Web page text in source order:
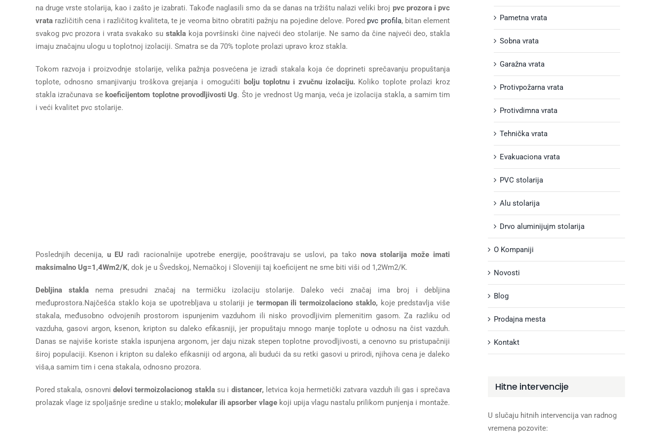
na druge vrste stolarija, kao i zašto je izabrati. Takođe naglasili smo da se danas na tržištu nalazi veliki broj pvc prozora i pvc
vrata različitih cena i različitog kvaliteta, te je veoma bitno obratiti pažnju na pojedine delove. Pored pvc profila, bitan element
svakog pvc prozora i vrata svakako su staklakoja površinski čine najveći deo stolarije. Ne samo da čine najveći deo, stakla
imaju značajnu ulogu u toplotnoj izolaciji. Smatra se da 70% toplote prolazi upravo kroz stakla.
Tokom razvoja i proizvodnje stolarije, velika pažnja posvećena je izradi stakala koja će doprineti sprečavanju propuštanja
toplote, odnosno smanjivanju troškova grejanja i omogućiti bolju toplotnu i zvučnu izolaciju.Koliko toplote prolazi kroz
stakla izračunava se koeficijentom toplotne provodljivosti Ug. Što je vrednost Ug manja, veća je izolacija stakla, a samim tim
i veći kvalitet pvc stolarije.
Poslednjih decenija, u EU radi racionalnije upotrebe energije, pooštravaju se uslovi, pa tako nova stolarija može imati
maksimalno Ug=1,4Wm2/K, dok je u Švedskoj, Nemačkoj i Sloveniji taj koeficijent ne sme biti viši od 1,2Wm2/K.
Debljina staklanema presudni značaj na termičku izolaciju stolarije. Daleko veći značaj ima broj i debljina
međuprostora.Najčešća staklo koja se upotrebljava u stolariji je termopan ili termoizolaciono staklo, koje predstavlja više
stakala, međusobno odvojenih prostorom ispunjenim vazduhom ili nisko provodljivim plemenitim gasom. Za razliku od
vazduha, gasovi argon, ksenon, kripton su daleko efikasniji, jer propuštaju mnogo manje toplote u odnosu na čist vazduh.
Danas se najviše koriste stakla ispunjena argonom, jer daju nizak stepen toplotne provodljivosti, a cenovno su pristupačniji
široj populaciji. Ksenon i kripton su daleko efikasniji od argona, ali budući da su retki gasovi u prirodi, njihova cena je daleko
viša,a samim tim i cena stakala, odnosno prozora.
Pored stakala, osnovnidelovi termoizolacionog staklasu i distancer, letvica koja hermetički zatvara vazduh ili gas i sprečava
prolazak vlage iz spoljašnje sredine u staklo; molekular ili apsorber vlage koji upija vlagu nastalu prilikom punjenja i montaže.
Pametna vrata
Sobna vrata
Garažna vrata
Protivpožarna vrata
Protivdimna vrata
Tehnička vrata
Evakuaciona vrata
PVC stolarija
Alu stolarija
Drvo aluminijujm stolarija
O Kompaniji
Novosti
Blog
Prodajna mesta
Kontakt
Hitne intervencije
U slučaju hitnih intervencija van radnog
vremena pozovite: